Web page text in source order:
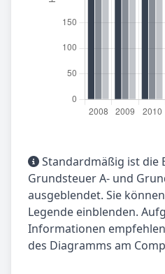
Standardmäßig ist die
Grundsteuer A- und
ausgeblendet. Sie
Legende einblenden.
Informationen
des Diagramms am